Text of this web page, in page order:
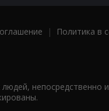
|
Политика в
непосредственно